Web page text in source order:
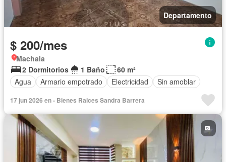
Departamento
$ 200/mes
Machala
2 Dormitorios
1 Baño
60 m²
Agua
Armario empotrado Electricidad Sin amoblar
17 jun 2026 en - Bienes Raices Sandra Barrera